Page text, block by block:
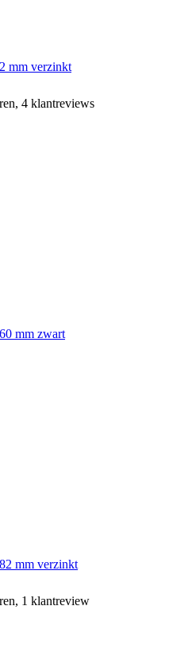
mm verzinkt
4 klantreviews
mm zwart
mm verzinkt
1 klantreview